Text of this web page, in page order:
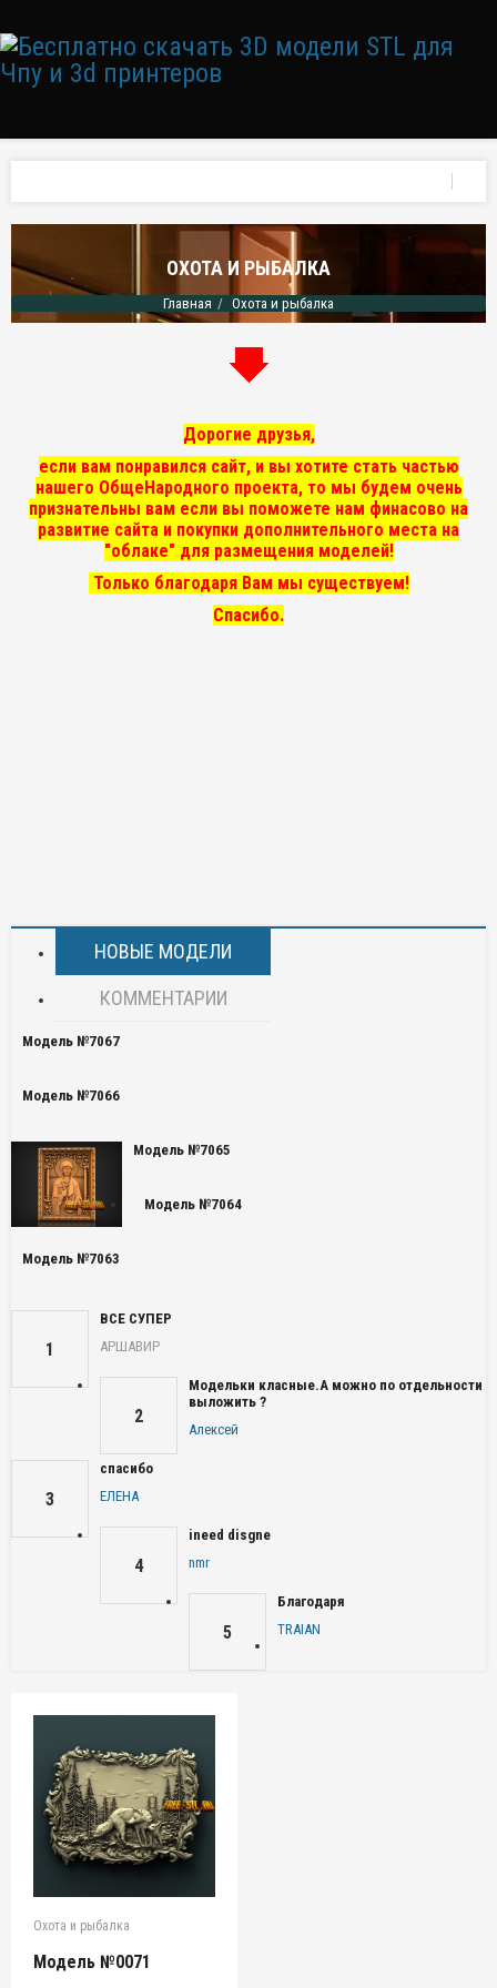
ОХОТА И РЫБАЛКА
Главная Охота и рыбалка
Дорогие друзья,
если вам понравился сайт, и вы хотите стать частью
нашего ОбщеНародного проекта, то мы будем очень
признательны вам если вы поможете нам финасово на
развитие сайта и покупки дополнительного места на
"облаке" для размещения моделей!
Только благодаря Вам мы существуем!
Спасибо.
НОВЫЕ МОДЕЛИ
КОММЕНТАРИИ
Модель №7067
Модель №7066
Модель №7065
Модель №7064
Модель №7063
1
ВСЕ СУПЕР
АРШАВИР
2
Модельки класные.А можно по отдельности
выложить ?
Алексей
3
спасибо
ЕЛЕНА
4
ineed disgne
nmr
5
Благодаря
TRAIAN
Охота и рыбалка
Модель №0071